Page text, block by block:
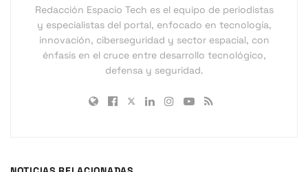
Redacción Espacio Tech es el equipo de periodistas
y especialistas del portal, enfocado en tecnología,
innovación, ciberseguridad y sector espacial, con
énfasis en el cruce entre desarrollo tecnológico,
defensa y seguridad.